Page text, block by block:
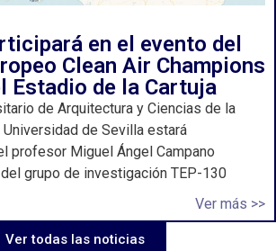
en el evento del
Clean Air Champions
Estadio de la Cartuja
de Arquitectura y Ciencias de la
de Sevilla estará
profesor Miguel Ángel Campano
grupo de investigación TEP-130
Ver más >>
Ver todas las noticias